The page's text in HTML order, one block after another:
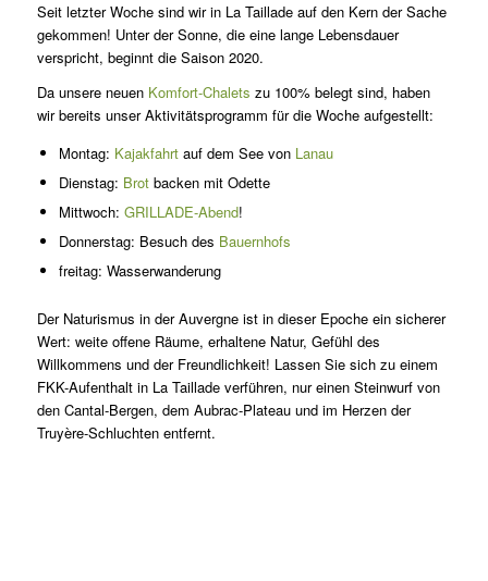
Seit letzter Woche sind wir in La Taillade auf den Kern der Sache
gekommen! Unter der Sonne, die eine lange Lebensdauer
verspricht, beginnt die Saison 2020.
Da unsere neuen Komfort-Chalets zu 100% belegt sind, haben
wir bereits unser Aktivitätsprogramm für die Woche aufgestellt:
Montag: Kajakfahrtauf dem See von Lanau
Dienstag: Brotbacken mit Odette
Mittwoch: GRILLADE-Abend!
Donnerstag: Besuch des Bauernhofs
freitag: Wasserwanderung
Der Naturismus in der Auvergne ist in dieser Epoche ein sicherer
Wert: weite offene Räume, erhaltene Natur, Gefühl des
Willkommens und der Freundlichkeit! Lassen Sie sich zu einem
FKK-Aufenthalt in La Taillade verführen, nur einen Steinwurf von
den Cantal-Bergen, dem Aubrac-Plateau und im Herzen der
Truyère-Schluchten entfernt.